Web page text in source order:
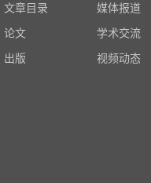
文章目录
论文
出版
媒体报道
学术交流
视频动态